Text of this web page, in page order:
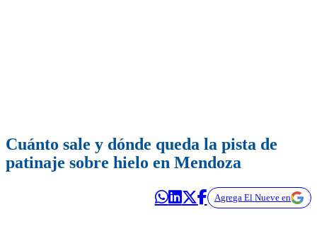
Cuánto sale y dónde queda la pista de
patinaje sobre hielo en Mendoza
Agrega El Nueve en